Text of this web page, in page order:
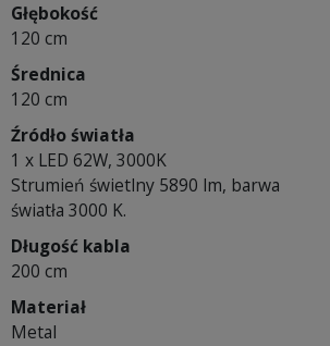
Głębokość
120 cm
Średnica
120 cm
Źródło światła
1 x LED 62W, 3000K
Strumień świetlny 5890 lm, barwa
światła 3000 K.
Długość kabla
200 cm
Materiał
Metal